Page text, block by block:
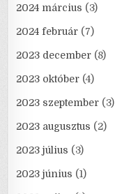
2024 március (3)
2024 február (7)
2023 december (8)
2023 október (4)
2023 szeptember (3)
2023 augusztus (2)
2023 július (3)
2023 június (1)